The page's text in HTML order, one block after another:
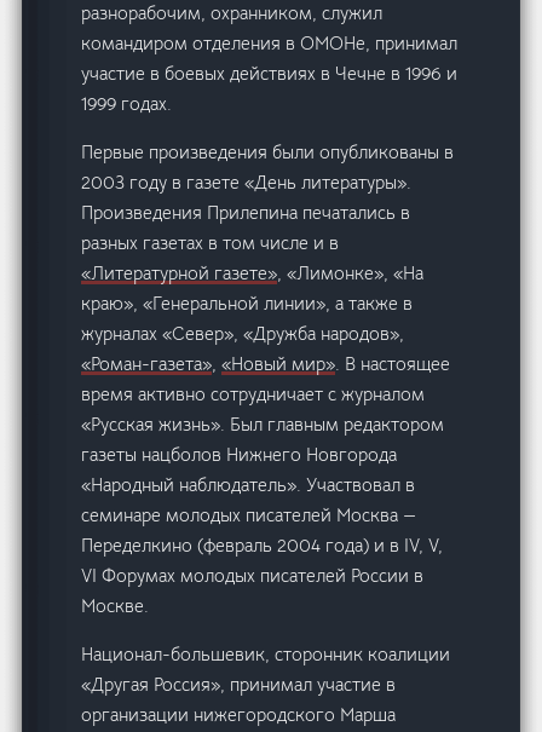
разнорабочим, охранником, служил
командиром отделения в ОМОНе, принимал
участие в боевых действиях в Чечне в 1996 и
1999 годах.
Первые произведения были опубликованы в
2003 году в газете «День литературы».
Произведения Прилепина печатались в
разных газетах в том числе и в
«Литературной газете», «Лимонке», «На
краю», «Генеральной линии», а также в
журналах «Север», «Дружба народов»,
«Роман-газета»,«Новый мир». В настоящее
время активно сотрудничает с журналом
«Русская жизнь». Был главным редактором
газеты нацболов Нижнего Новгорода
«Народный наблюдатель». Участвовал в
семинаре молодых писателей Москва —
Переделкино (февраль 2004 года) и в IV, V,
VI Форумах молодых писателей России в
Москве.
Национал-большевик, сторонник коалиции
«Другая Россия», принимал участие в
организации нижегородского Марша